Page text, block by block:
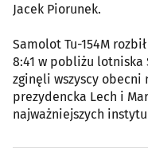
Jacek Piorunek.
Samolot Tu-154M
8:41 w pobliżu lotniska
zginęli wszyscy obecni
prezydencka Lech i
najważniejszych